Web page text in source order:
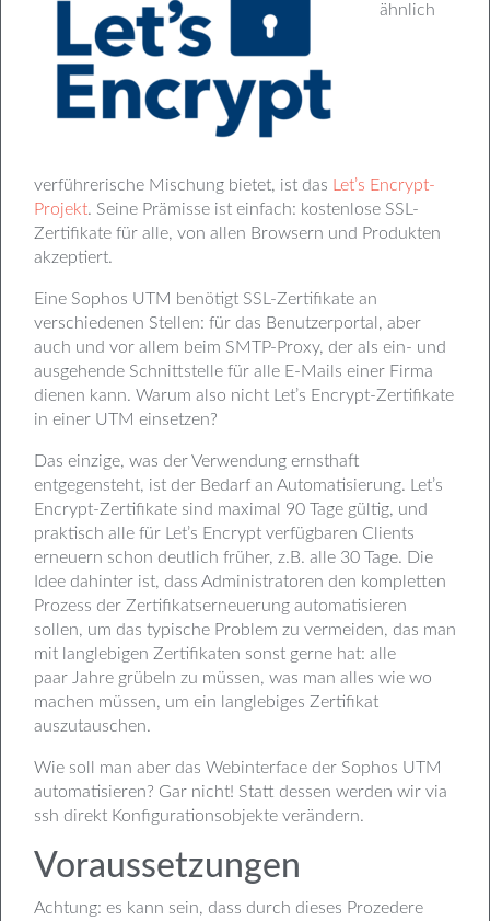
ähnlich
verführerische Mischung bietet, ist das
Let’s Encrypt-
Projekt. Seine Prämisse ist einfach: kostenlose SSL-
Zertifikate für alle, von allen Browsern und Produkten
akzeptiert.
Eine Sophos UTM benötigt SSL-Zertifikate an
verschiedenen Stellen: für das Benutzerportal, aber
auch und vor allem beim SMTP-Proxy, der als ein- und
ausgehende Schnittstelle für alle E-Mails einer Firma
dienen kann. Warum also nicht Let’s Encrypt-Zertifikate
in einer UTM einsetzen?
Das einzige, was der Verwendung ernsthaft
entgegensteht, ist der Bedarf an Automatisierung. Let’s
Encrypt-Zertifikate sind maximal 90 Tage gültig, und
praktisch alle für Let’s Encrypt verfügbaren Clients
erneuern schon deutlich früher, z.B. alle 30 Tage. Die
Idee dahinter ist, dass Administratoren den kompletten
Prozess der Zertifikatserneuerung automatisieren
sollen, um das typische Problem zu vermeiden, das man
mit langlebigen Zertifikaten sonst gerne hat: alle
paar Jahre grübeln zu müssen, was man alles wie wo
machen müssen, um ein langlebiges Zertifikat
auszutauschen.
Wie soll man aber das Webinterface der Sophos UTM
automatisieren? Gar nicht! Statt dessen werden wir via
ssh direkt Konfigurationsobjekte verändern.
Voraussetzungen
Achtung: es kann sein, dass durch dieses Prozedere